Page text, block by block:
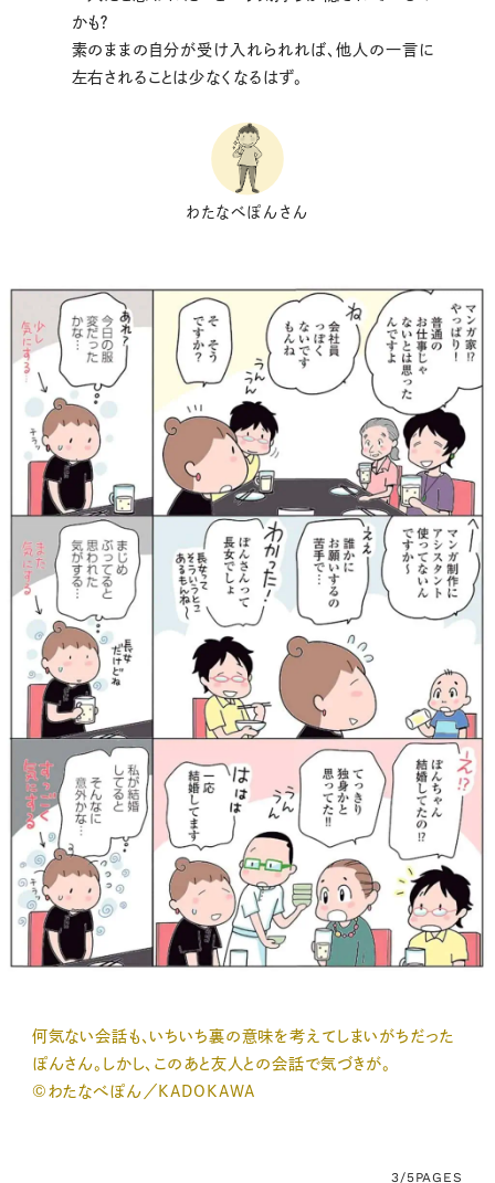
かも？
素のままの自分が受け入れられれば、他人の一言に
左右されることは少なくなるはず。
わたなべぽんさん
何気ない会話も、いちいち裏の意味を考えてしまいがちだった
ぽんさん。しかし、このあと友人との会話で気づきが。
©わたなべぽん／KADOKAWA
3/5PAGES